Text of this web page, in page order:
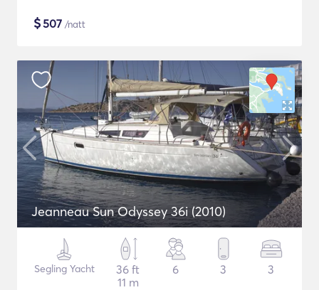
$507 /natt
Jeanneau Sun Odyssey 36i (2010)
Segling Yacht
36 ft
11 m
6 3 3